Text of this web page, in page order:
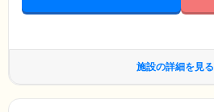
施設の詳細を見る